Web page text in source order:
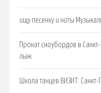
ищу песенку и ноты
Прокат сноубордов в
лыж.
Школа танцев ВИЗИТ: Санкт-